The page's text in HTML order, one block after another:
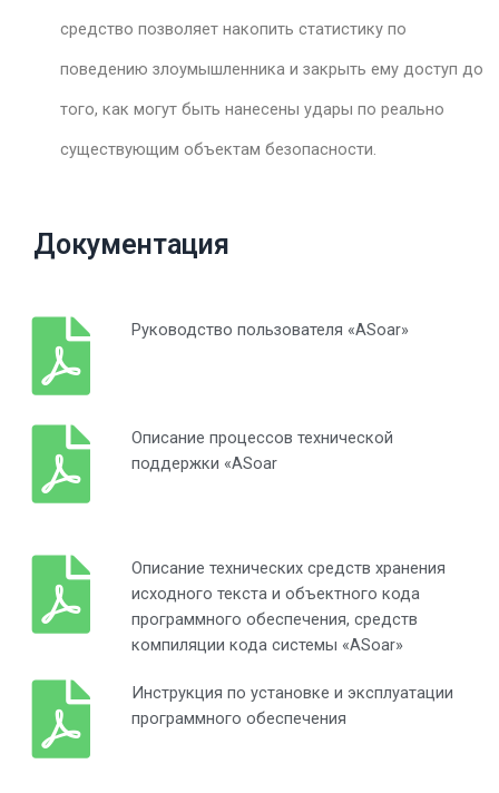
средство позволяет накопить статистику по
поведению злоумышленника и закрыть ему доступ до
того, как могут быть нанесены удары по реально
существующим объектам безопасности.
Документация
Руководство пользователя «ASoar»
Описание процессов технической
поддержки «ASoar
Описание технических средств хранения
исходного текста и объектного кода
программного обеспечения, средств
компиляции кода системы «ASoar»
Инструкция по установке и эксплуатации
программного обеспечения